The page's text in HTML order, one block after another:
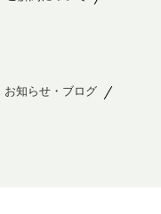
お知らせ・ブログ